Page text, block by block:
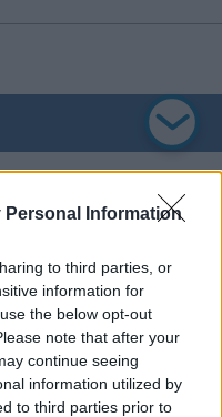
Personal Information
to third parties, or
information for
the below opt-out
note that after your
continue seeing
information utilized by
to third parties prior to
tett
a romániai
érkezett
miatt